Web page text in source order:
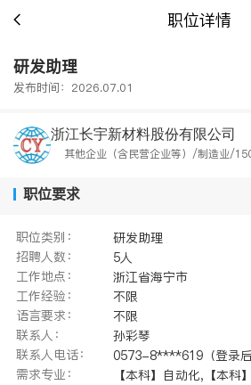
职位详情
研发助理
发布时间：2026.07.01
浙江长宇新材料股份有限公司
其他企业（含民营企业等）/制造业/
职位要求
职位类别：
研发助理
招聘人数：
5人
工作地点：
浙江省海宁市
工作经验：
不限
语言要求：
不限
联系人：
孙彩琴
联系人电话：
0573-8****619（登录后
需求专业：
【本科】自动化,【本科